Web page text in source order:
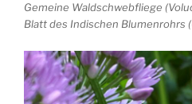
Gemeine Waldschwebfliege
Blatt des Indischen Blumenrohrs